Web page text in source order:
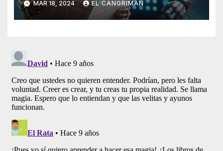
Artificial
MAR 18, 2024 EL CANGRIMÁN